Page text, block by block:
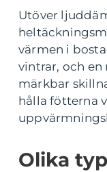
Utöver
värmen i
vintrar, och en
märkbar
hålla fötterna
Olika